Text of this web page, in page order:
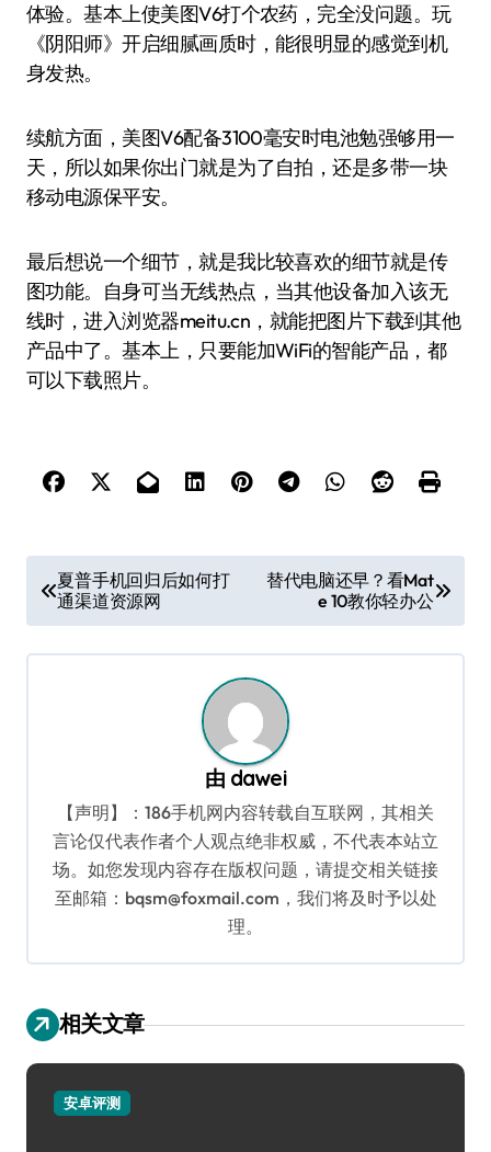
体验。基本上使美图V6打个农药，完全没问题。玩
《阴阳师》开启细腻画质时，能很明显的感觉到机
身发热。
续航方面，美图V6配备3100毫安时电池勉强够用一
天，所以如果你出门就是为了自拍，还是多带一块
移动电源保平安。
最后想说一个细节，就是我比较喜欢的细节就是传
图功能。自身可当无线热点，当其他设备加入该无
线时，进入浏览器meitu.cn，就能把图片下载到其他
产品中了。基本上，只要能加WiFi的智能产品，都
可以下载照片。
章
导
夏普手机回归后如何打
通渠道资源网
替代电脑还早？看Mat
e 10教你轻办公
由 dawei
【声明】：186手机网内容转载自互联网，其相关
言论仅代表作者个人观点绝非权威，不代表本站立
场。如您发现内容存在版权问题，请提交相关链接
至邮箱：bqsm@foxmail.com，我们将及时予以处
理。
相关文章
安卓评测